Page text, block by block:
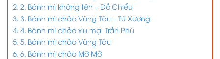
2. Bánh mì không tên – Đồ Chiểu
3. Bánh mì chảo Vũng Tàu – Tú Xương
4. Bánh mì chảo xíu mại Trần Phú
5. Bánh mì chảo Vũng Tàu
6. Bánh mì chảo Mỡ Mỡ